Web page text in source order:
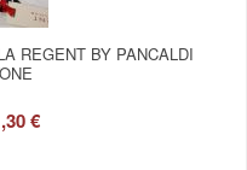
REGENT BY PANCALDI
€